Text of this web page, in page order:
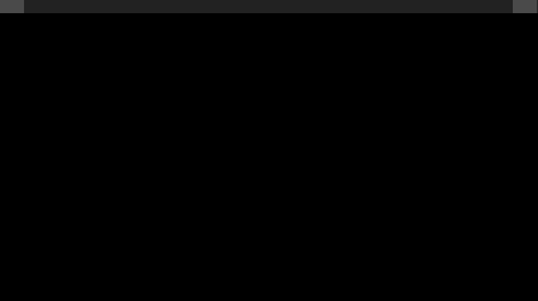
Как же это странно, но в то же время интересно! Сюжет,